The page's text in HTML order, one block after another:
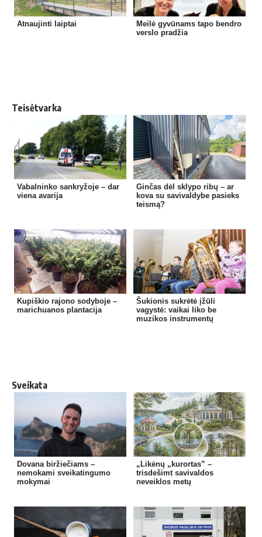
Atnaujinti laiptai
Meilė gyvūnams tapo bendro
verslo pradžia
Teisėtvarka
Vabalninko sankryžoje – dar
viena avarija
Ginčas dėl sklypo ribų – ar
kova su savivaldybe pasieks
teismą?
Kupiškio rajono sodyboje –
marichuanos plantacija
Šukionis sukrėtė įžūli
vagystė: vaikai liko be
muzikos instrumentų
Sveikata
Dovana biržiečiams –
nemokami sveikatingumo
mokymai
„Likėnų „kurortas” –
trisdešimt savivaldos
neveiklos metų